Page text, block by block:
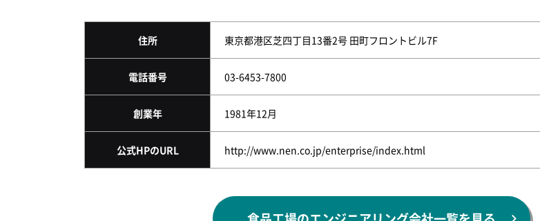
住所 東京都港区芝四丁目13番2号 田町フロントビル7F
電話番号 03-6453-7800
創業年 1981年12月
公式HPのURL http://www.nen.co.jp/enterprise/index.html